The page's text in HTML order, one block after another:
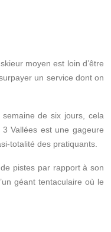
moyen est loin d’être
un service dont on
de six jours, cela
Vallées est une gageure
totalité des pratiquants.
pistes par rapport à son
géant tentaculaire où le